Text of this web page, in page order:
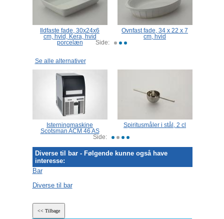
Se alle alternativer
Diverse til bar - Følgende kunne også have
interesse:
Bar
Diverse til bar
Ildfaste fade, 30x24x6
cm, hvid, Kera, hvid
porcelæn
Ovnfast fade, 34 x 22 x 7
cm, hvid
Side:
Isterningmaskine
Scotsman ACM 46 AS
Spiritusmåler i stål, 2 cl
Side: